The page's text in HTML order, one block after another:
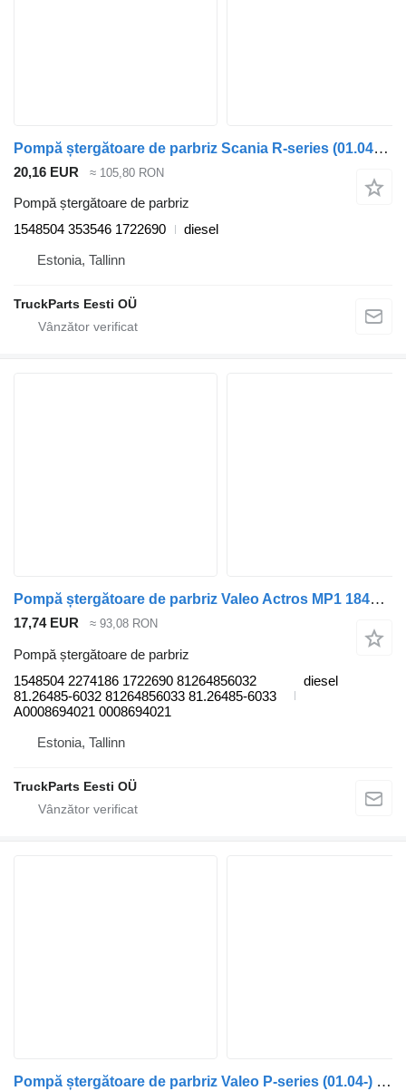
Pompă ștergătoare de parbriz Scania R-series (01.04-) 1548504 pentru cap tractor Scania P,G,R,T-series (2004-2017)
20,16 EUR ≈ 105,80 RON
Pompă ștergătoare de parbriz
1548504 353546 1722690
diesel
Estonia, Tallinn
TruckParts Eesti OÜ
Pompă ștergătoare de parbriz Valeo Actros MP1 1843 (01.96-12.02) 1548504 pentru cap tractor Mercedes-Benz Actros, Axor MP1, MP2, MP3 (1996-2014)
17,74 EUR ≈ 93,08 RON
Pompă ștergătoare de parbriz
1548504 2274186 1722690 81264856032
81.26485-6032 81264856033 81.26485-6033
A0008694021 0008694021
diesel
Estonia, Tallinn
TruckParts Eesti OÜ
Pompă ștergătoare de parbriz Valeo P-series (01.04-) 151.638 1.22086 pentru cap tractor Scania P,G,R,T-series (2004-2017)